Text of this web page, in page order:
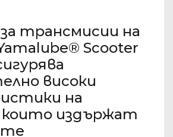
трансмисии на
Scooter
високи
на
които издържат